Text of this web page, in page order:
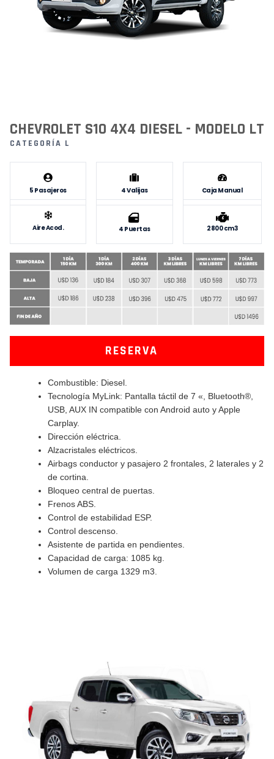
CHEVROLET S10 4X4 DIESEL - MODELO LT
CATEGORÍA L
5 Pasajeros 4 Valijas Caja Manual
Aire Acod. 4 Puertas 2800 cm3
RESERVA
Combustible: Diesel.
Tecnología MyLink: Pantalla táctil de 7 «, Bluetooth®,
USB, AUX IN compatible con Android auto y Apple
Carplay.
Dirección eléctrica.
Alzacristales eléctricos.
Airbags conductor y pasajero 2 frontales, 2 laterales y 2
de cortina.
Bloqueo central de puertas.
Frenos ABS.
Control de estabilidad ESP.
Control descenso.
Asistente de partida en pendientes.
Capacidad de carga: 1085 kg.
Volumen de carga 1329 m3.